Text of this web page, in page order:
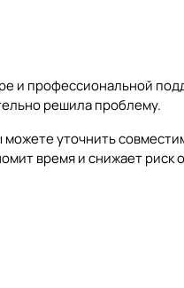
и профессиональной
решила проблему.
уточнить
время и снижает риск